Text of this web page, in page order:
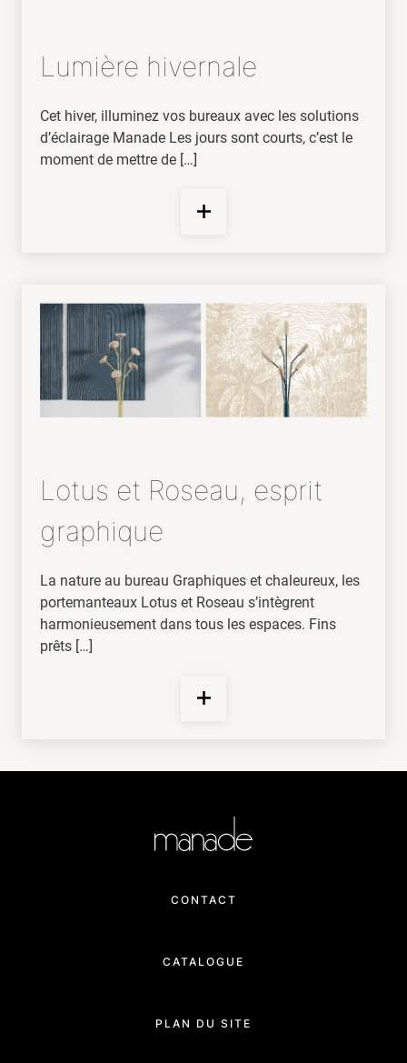
Lumière hivernale
Cet hiver, illuminez vos bureaux avec les solutions
d’éclairage Manade Les jours sont courts, c’est le
moment de mettre de […]
Lotus et Roseau, esprit
graphique
La nature au bureau Graphiques et chaleureux, les
portemanteaux Lotus et Roseau s’intègrent
harmonieusement dans tous les espaces. Fins
prêts […]
CONTACT
CATALOGUE
PLAN DU SITE